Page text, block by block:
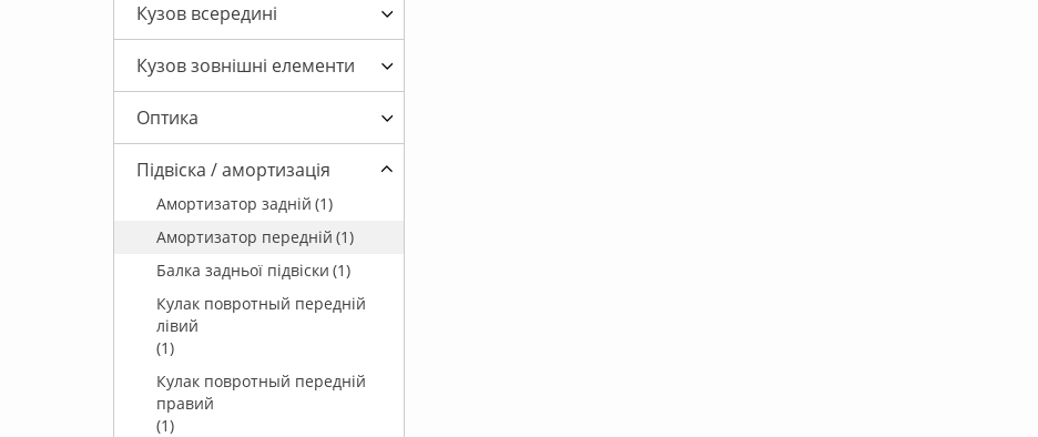
Кузов всередині
Кузов зовнішні елементи
Оптика
Підвіска / амортизація
Амортизатор задній (1)
Амортизатор передній (1)
Балка задньої підвіски (1)
Кулак повротный передній
лівий
(1)
Кулак повротный передній
правий
(1)